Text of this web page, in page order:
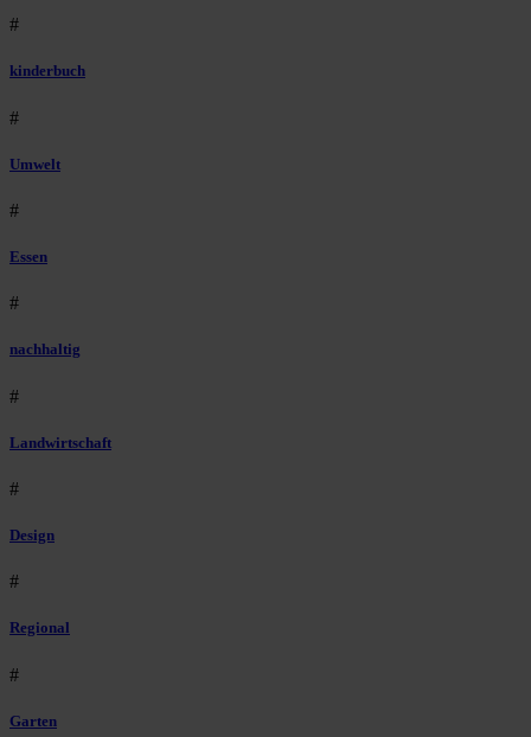
#
kinderbuch
#
Umwelt
#
Essen
#
nachhaltig
#
Landwirtschaft
#
Design
#
Regional
#
Garten